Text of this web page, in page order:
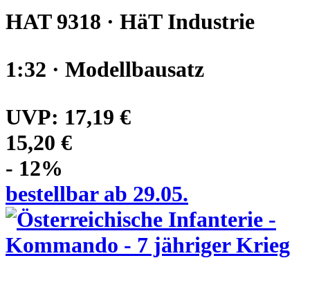
HAT 9318 · HäT Industrie
1:32 · Modellbausatz
UVP: 17,19 €
15,20 €
- 12%
bestellbar ab 29.05.